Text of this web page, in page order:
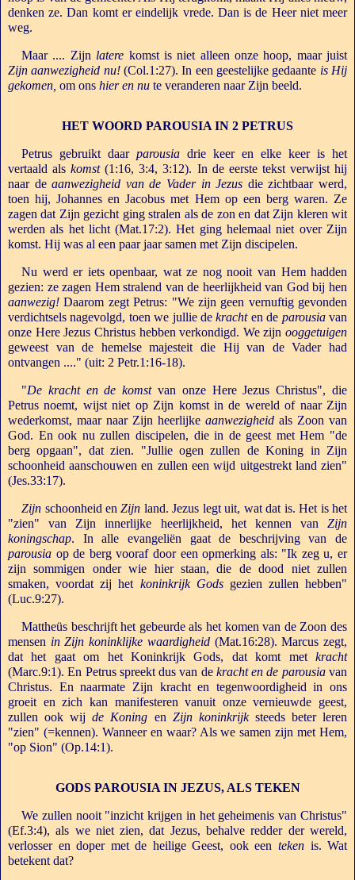
denken ze. Dan komt er eindelijk vrede. Dan is de Heer niet meer
weg.
Maar .... Zijn latere komst is niet alleen onze hoop, maar juist
Zijn aanwezigheid nu!(Col.1:27). In een geestelijke gedaante is Hij
gekomen, om ons hier en nute veranderen naar Zijn beeld.
HET WOORD PAROUSIA IN 2 PETRUS
Petrus gebruikt daarparousia drie keer en elke keer is het
vertaald alskomst(1:16, 3:4, 3:12). In de eerste tekst verwijst hij
naar deaanwezigheid van de Vader in Jezus die zichtbaar werd,
toen hij, Johannes en Jacobus met Hem op een berg waren. Ze
zagen dat Zijn gezicht ging stralen als de zon en dat Zijn kleren wit
werden als het licht (Mat.17:2). Het ging helemaal niet over Zijn
komst. Hij was al een paar jaar samen met Zijn discipelen.
Nu werd er iets openbaar, wat ze nog nooit van Hem hadden
gezien: ze zagen Hem stralend van de heerlijkheid van God bij hen
aanwezig!Daarom zegt Petrus: "We zijn geen vernuftig gevonden
verdichtsels nagevolgd, toen we jullie dekracht en de parousiavan
onze Here Jezus Christus hebben verkondigd. We zijnooggetuigen
geweest van de hemelse majesteit die Hij van de Vader had
ontvangen ...." (uit: 2 Petr.1:16-18).
"De kracht en de komstvan onze Here Jezus Christus", die
Petrus noemt, wijst niet op Zijn komst in de wereld of naar Zijn
wederkomst, maar naar Zijn heerlijkeaanwezigheid als Zoon van
God. En ook nu zullen discipelen, die in de geest met Hem "de
berg opgaan", dat zien. "Jullie ogen zullen de Koning in Zijn
schoonheid aanschouwen en zullen een wijd uitgestrekt land zien"
(Jes.33:17).
Zijn schoonheid enZijn land. Jezus legt uit, wat dat is. Het is het
"zien" van Zijn innerlijke heerlijkheid, het kennen vanZijn
koningschap. In alle evangeliën gaat de beschrijving van de
parousiaop de berg vooraf door een opmerking als: "Ik zeg u, er
zijn sommigen onder wie hier staan, die de dood niet zullen
smaken, voordat zij het koninkrijk Godsgezien zullen hebben"
(Luc.9:27).
Mattheüs beschrijft het gebeurde als het komen van de Zoon des
mensen in Zijn koninklijke waardigheid(Mat.16:28). Marcus zegt,
dat het gaat om het Koninkrijk Gods, dat komt metkracht
(Marc.9:1). En Petrus spreekt dus van de kracht en de parousiavan
Christus. En naarmate Zijn kracht en tegenwoordigheid in ons
groeit en zich kan manifesteren vanuit onze vernieuwde geest,
zullen ook wijde Koning en Zijn koninkrijksteeds beter leren
"zien" (=kennen). Wanneer en waar? Als we samen zijn met Hem,
"op Sion" (Op.14:1).
GODS PAROUSIA IN JEZUS, ALS TEKEN
We zullen nooit "inzicht krijgen in het geheimenis van Christus"
(Ef.3:4), als we niet zien, dat Jezus, behalve redder der wereld,
verlosser en doper met de heilige Geest, ook een tekenis. Wat
betekent dat?